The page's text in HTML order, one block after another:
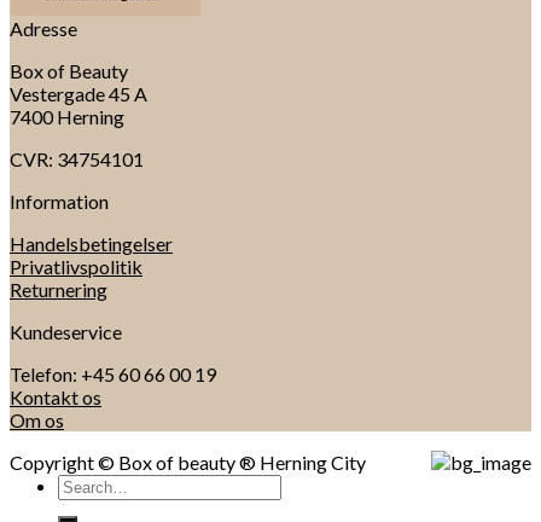
Adresse
Box of Beauty
Vestergade 45 A
7400 Herning
CVR: 34754101
Information
Handelsbetingelser
Privatlivspolitik
Returnering
Kundeservice
Telefon: +45 60 66 00 19
Kontakt os
Om os
Copyright © Box of beauty ® Herning City
Search
for: